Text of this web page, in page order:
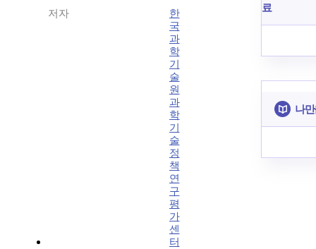
저자
한
국
과
학
기
술
원
과
학
기
술
정
책
연
구
평
가
센
터
료
나